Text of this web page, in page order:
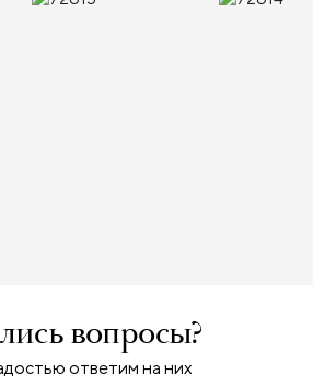
вопросы?
ответим на них